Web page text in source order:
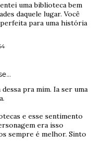
uma biblioteca bem
daquele lugar. Você
para uma história
pra mim. Ia ser uma
e esse sentimento
era isso
sempre é melhor. Sinto